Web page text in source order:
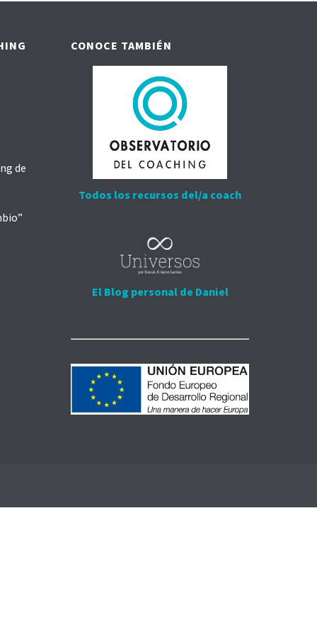
de
CONOCE TAMBIÉN
Todos los recursos del/a coach
El Blog personal de Daniel